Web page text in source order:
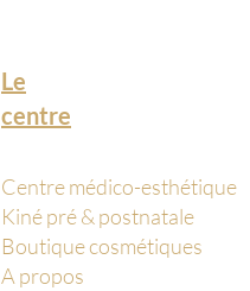
Le
centre
Centre médico-esthétique
Kiné pré & postnatale
Boutique cosmétiques
A propos